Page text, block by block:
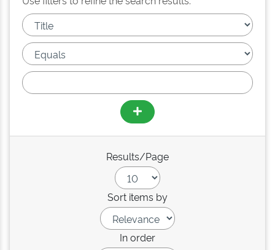
Results/Page
Sort items by
In order